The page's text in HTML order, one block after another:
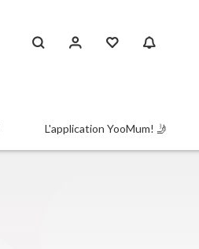
L'application YooMum! 🤳